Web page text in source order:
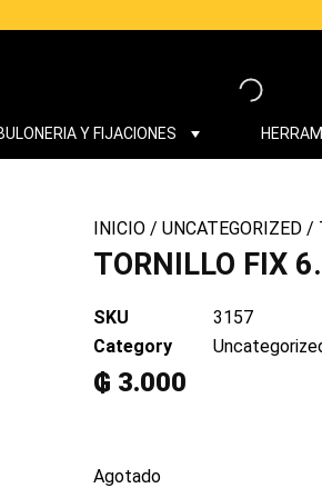
Y FIJACIONES
INICIO/ UNCATEGORIZED/
TORNILLO FIX
SKU
3157
Category
₲ 3.000
Agotado